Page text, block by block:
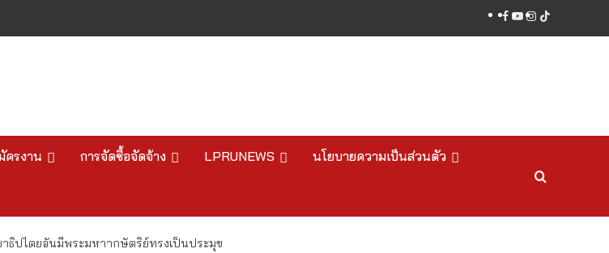
facebook
youtube
instagram
tiktok
ครงาน การจัดซื้อจัดจ้าง LPRUNEWS นโยบายความเป็นส่วนตัว
ธิปไตยอันมีพระมหาากษัตริย์ทรงเป็นประมุข